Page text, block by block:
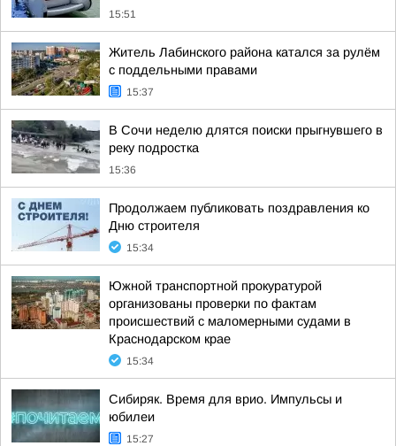
15:51
Житель Лабинского района катался за рулём
с поддельными правами
15:37
В Сочи неделю длятся поиски прыгнувшего в
реку подростка
15:36
Продолжаем публиковать поздравления ко
Дню строителя
15:34
Южной транспортной прокуратурой
организованы проверки по фактам
происшествий с маломерными судами в
Краснодарском крае
15:34
Сибиряк. Время для врио. Импульсы и
юбилеи
15:27